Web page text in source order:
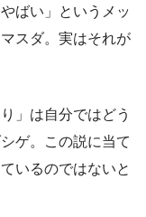
ばい」というメッ
スダ。実はそれが
」は自分ではどう
ゲ。この説に当て
いるのではないと